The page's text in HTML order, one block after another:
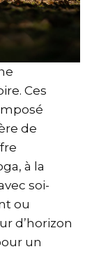
Ces
de
à la
soi-
ou
d’horizon
un